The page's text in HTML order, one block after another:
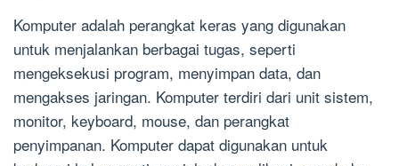
Komputer adalah perangkat keras yang digunakan
untuk menjalankan berbagai tugas, seperti
mengeksekusi program, menyimpan data, dan
mengakses jaringan. Komputer terdiri dari unit sistem,
monitor, keyboard, mouse, dan perangkat
penyimpanan. Komputer dapat digunakan untuk